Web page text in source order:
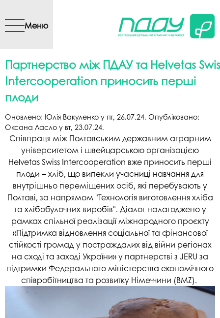
вмісту
Меню
Партнерство між ПДАУ та Helvetas
Intercooperation приносить перші
плоди
Оновлено: Юлія Вакуленко у пт, 26.07.24. Опубліковано:
Оксана Ласло у вт, 23.07.24.
Співпраця між Полтавським державним аграрним
університетом і швейцарською організацією
Helvetas Swiss Intercooperation вже приносить перші
плоди – хліб, що випекли учасниці навчання для
внутрішньо переміщених осіб, які перебувають у
Полтаві, за напрямом "Технологія виготовлення хліба
та хлібобулочних виробів". Діалог налагоджено у
рамках спільної реалізації міжнародного проєкту
«Підтримка відновлення соціальної та фінансової
стійкості громад у постраждалих від війни регіонах
на сході та заході України» у партнерстві з JERU за
підтримки Федерального міністерства економічного
співробітництва та розвитку Німеччини (BMZ).